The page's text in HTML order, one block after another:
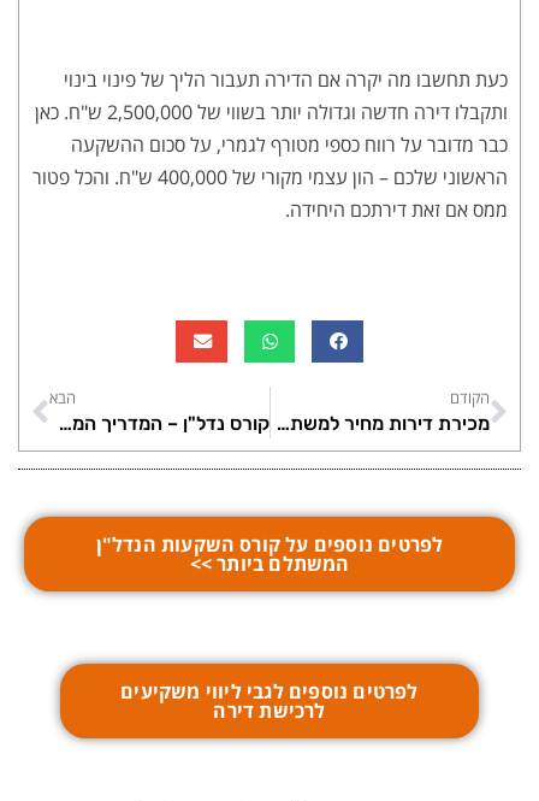
כעת תחשבו מה יקרה אם הדירה תעבור הליך של פינוי בינוי
ותקבלו דירה חדשה וגדולה יותר בשווי של 2,500,000 ש"ח. כאן
כבר מדובר על רווח כספי מטורף לגמרי, על סכום ההשקעה
הראשוני שלכם – הון עצמי מקורי של 400,000 ש"ח. והכל פטור
ממס אם זאת דירתכם היחידה.
הקודם
מכירת דירות מחיר למשתכן אחרי תקופת החסימה וההשפעה על שוק הנדל"ן
הבא
קורס נדל"ן – המדריך המלא לצעירים שרוצים לקנות דירה חכמה בישראל
לפרטים נוספים על קורס השקעות הנדל"ן
המשתלם ביותר >>
לפרטים נוספים לגבי ליווי משקיעים
לרכישת דירה